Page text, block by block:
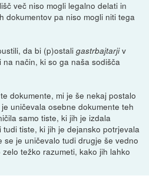
več niso mogli legalno delati in
dokumentov pa niso mogli niti tega
da bi (p)ostaligastrbajtarjiv
način, ki so ga naša sodišča
dokumente, mi je še nekaj postalo
uničevala osebne dokumente teh
samo tiste, ki jih je izdala
tiste, ki jih je dejansko potrjevala
se je uničevalo tudi drugje še vedno
težko razumeti, kako jih lahko